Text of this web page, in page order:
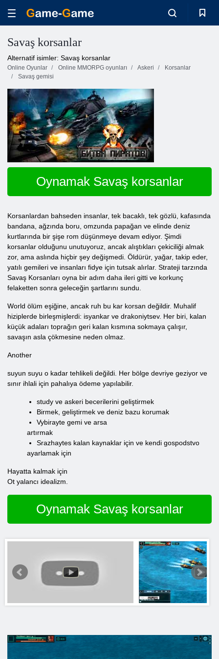
Savaş korsanlar
Alternatif isimler: Savaş korsanlar
Online Oyunlar Online MMORPG oyunları Askeri
Korsanlar
Savaş gemisi
Oynamak Savaş korsanlar
Korsanlardan bahseden insanlar, tek bacaklı, tek gözlü, kafasında
bandana, ağzında boru, omzunda papağan ve elinde deniz
kurtlarında bir şişe rom düşünmeye devam ediyor. Şimdi
korsanlar olduğunu unutuyoruz, ancak alıştıkları çekiciliği almak
zor, ama aslında hiçbir şey değişmedi. Öldürür, yağar, takip eder,
yatılı gemileri ve insanları fidye için tutsak alırlar. Strateji tarzında
Savaş Korsanları oyna bir adım daha ileri gitti ve korkunç
felaketten sonra geleceğin şartlarını sundu.
World ölüm eşiğine, ancak ruh bu kar korsan değildir. Muhalif
hiziplerde birleşmişlerdi: isyankar ve drakoniytsev. Her biri, kalan
küçük adaları toprağın geri kalan kısmına sokmaya çalışır,
savaşın asla çökmesine neden olmaz.
Another
suyun suyu o kadar tehlikeli değildi. Her bölge devriye geziyor ve
sınır ihlali için pahalıya ödeme yapılabilir.
study ve askeri becerilerini geliştirmek
Birmek, geliştirmek ve deniz bazu korumak
Vybirayte gemi ve arsa
artırmak
Srazhaytes kalan kaynaklar için ve kendi gospodstvo
ayarlamak için
Hayatta kalmak için
Ot yalancı idealizm.
Oynamak Savaş korsanlar